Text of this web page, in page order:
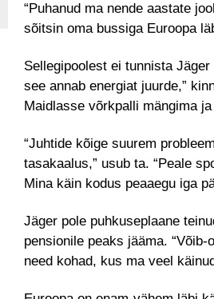
“Puhanud ma nende aastate
sõitsin oma bussiga Euroopa
Sellegipoolest ei tunnista
see annab energiat juurde,”
Maidlasse võrkpalli mängima
“Juhtide kõige suurem
tasakaalus,” usub ta. “Peale
Mina käin kodus peaaegu iga
Jäger pole puhkuseplaane
pensionile peaks jääma.
need kohad, kus ma veel